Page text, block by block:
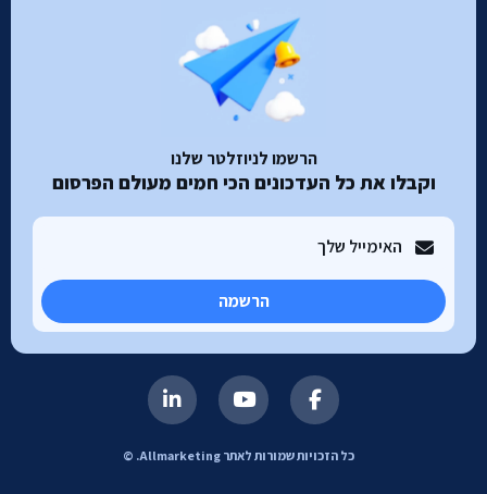
הרשמו לניוזלטר שלנו
וקבלו את כל העדכונים הכי חמים מעולם הפרסום
הרשמה
כל הזכויות שמורות לאתר Allmarketing. ©